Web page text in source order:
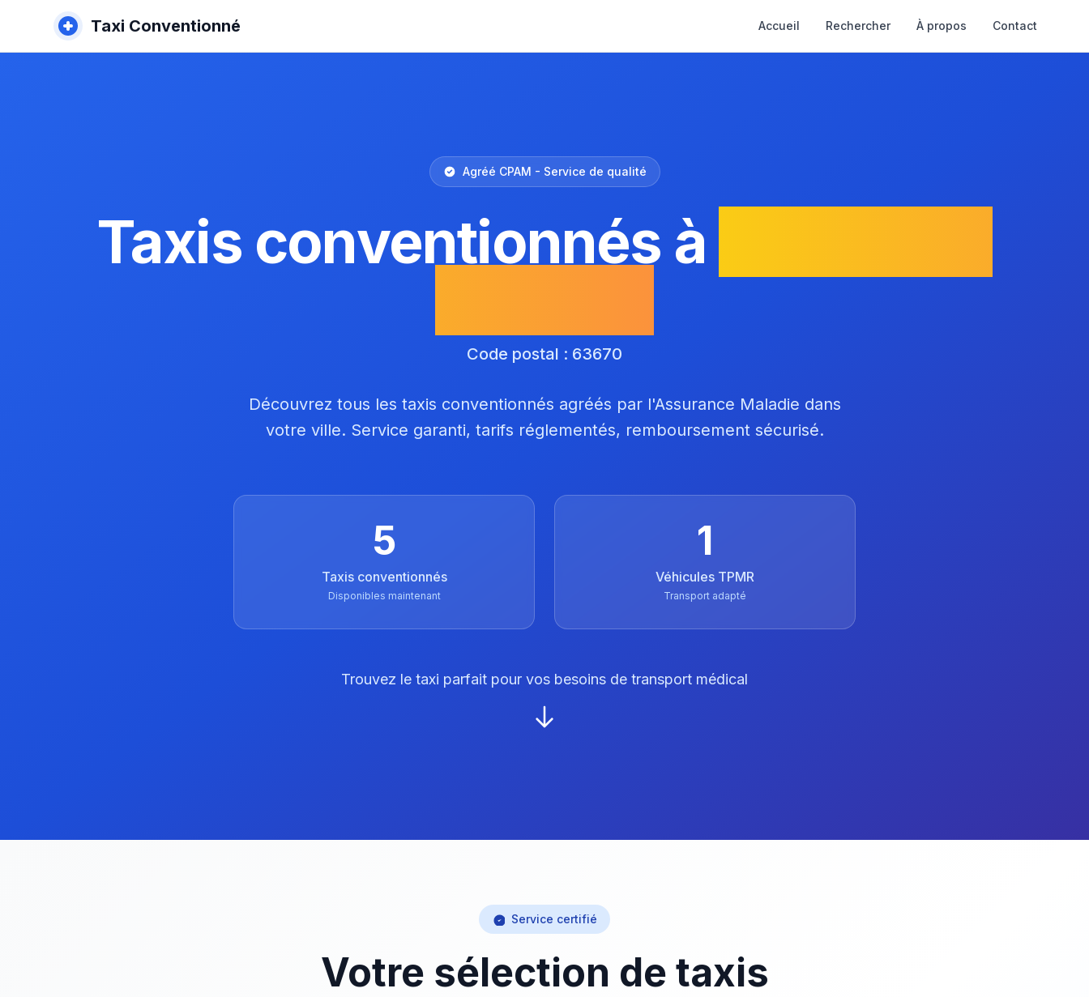
Taxi Conventionné Accueil Rechercher À propos Contact
Agréé CPAM - Service de qualité
Taxis conventionnés à
Code postal : 63670
Découvrez tous les taxis conventionnés agréés par l'Assurance Maladie dans
votre ville. Service garanti, tarifs réglementés, remboursement sécurisé.
5
Taxis conventionnés
Disponibles maintenant
1
Véhicules TPMR
Transport adapté
Trouvez le taxi parfait pour vos besoins de transport médical
Service certifié
Votre sélection de taxis